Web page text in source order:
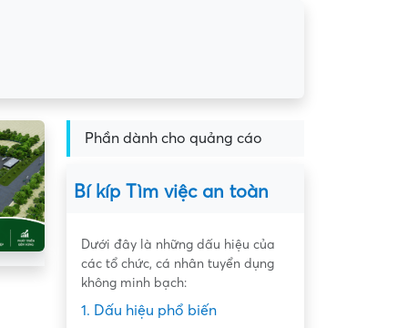
Phần dành cho quảng cáo
Bí kíp Tìm việc an toàn
Dưới đây là những dấu hiệu của
các tổ chức, cá nhân tuyển dụng
không minh bạch:
1. Dấu hiệu phổ biến